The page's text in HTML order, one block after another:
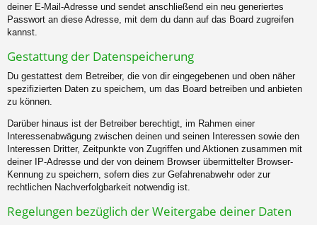
deiner E-Mail-Adresse und sendet anschließend ein neu generiertes
Passwort an diese Adresse, mit dem du dann auf das Board zugreifen
kannst.
Gestattung der Datenspeicherung
Du gestattest dem Betreiber, die von dir eingegebenen und oben näher
spezifizierten Daten zu speichern, um das Board betreiben und anbieten
zu können.
Darüber hinaus ist der Betreiber berechtigt, im Rahmen einer
Interessenabwägung zwischen deinen und seinen Interessen sowie den
Interessen Dritter, Zeitpunkte von Zugriffen und Aktionen zusammen mit
deiner IP-Adresse und der von deinem Browser übermittelter Browser-
Kennung zu speichern, sofern dies zur Gefahrenabwehr oder zur
rechtlichen Nachverfolgbarkeit notwendig ist.
Regelungen bezüglich der Weitergabe deiner Daten